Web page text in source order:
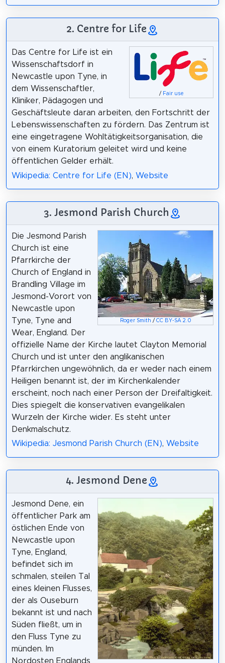
2. Centre for Life
/ Fair use
Das Centre for Life ist ein
Wissenschaftsdorf in
Newcastle upon Tyne, in
dem Wissenschaftler,
Kliniker, Pädagogen und
Geschäftsleute daran arbeiten, den Fortschritt der
Lebenswissenschaften zu fördern. Das Zentrum ist
eine eingetragene Wohltätigkeitsorganisation, die
von einem Kuratorium geleitet wird und keine
öffentlichen Gelder erhält.
Wikipedia: Centre for Life (EN), Website
3. Jesmond Parish Church
Roger Smith / CC BY-SA 2.0
Die Jesmond Parish
Church ist eine
Pfarrkirche der
Church of England in
Brandling Village im
Jesmond-Vorort von
Newcastle upon
Tyne, Tyne and
Wear, England. Der
offizielle Name der Kirche lautet Clayton Memorial
Church und ist unter den anglikanischen
Pfarrkirchen ungewöhnlich, da er weder nach einem
Heiligen benannt ist, der im Kirchenkalender
erscheint, noch nach einer Person der Dreifaltigkeit.
Dies spiegelt die konservativen evangelikalen
Wurzeln der Kirche wider. Es steht unter
Denkmalschutz.
Wikipedia: Jesmond Parish Church (EN), Website
4. Jesmond Dene
Jesmond Dene, ein
öffentlicher Park am
östlichen Ende von
Newcastle upon
Tyne, England,
befindet sich im
schmalen, steilen Tal
eines kleinen Flusses,
der als Ouseburn
bekannt ist und nach
Süden fließt, um in
den Fluss Tyne zu
münden. Im
Nordosten Englands